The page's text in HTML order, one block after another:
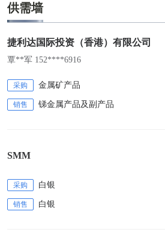
供需墙
捷利达国际投资（香港）有限公司
覃**军 152****6916
采购 金属矿产品
销售 锑金属产品及副产品
SMM
采购 白银
销售 白银